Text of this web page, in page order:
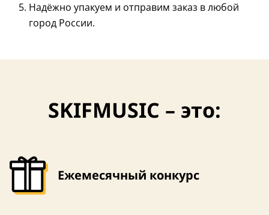
Надёжно упакуем и отправим заказ в любой
город России.
SKIFMUSIC – это:
Ежемесячный конкурс